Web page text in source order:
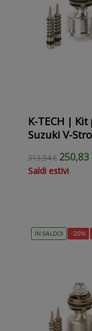
K-TECH |
Suzuki V-
313,54 € 250,83
Saldi estivi
IN SALDO! -20%